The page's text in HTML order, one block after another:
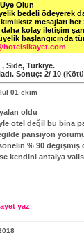
Olun
bedeli ödeyerek
mesajları her
kolay iletişim
başlangıcında
, Side, Turkiye.
. Sonuç: 2/ 10
01 ekim
oldu
otel değil bu bina
pansiyon
% 90
kendini antalya
yaz